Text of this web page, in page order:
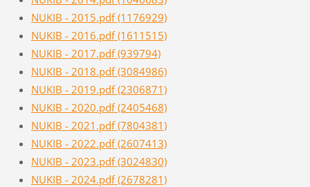
NUKIB - 2015.pdf (1176929)
NUKIB - 2016.pdf (1611515)
NUKIB - 2017.pdf (939794)
NUKIB - 2018.pdf (3084986)
NUKIB - 2019.pdf (2306871)
NUKIB - 2020.pdf (2405468)
NUKIB - 2021.pdf (7804381)
NUKIB - 2022.pdf (2607413)
NUKIB - 2023.pdf (3024830)
NUKIB - 2024.pdf (2678281)